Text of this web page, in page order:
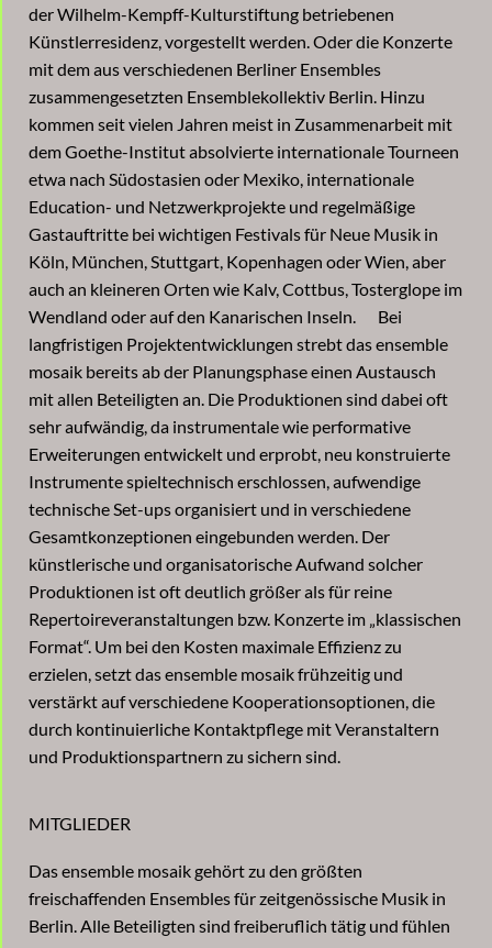
der Wilhelm-Kempff-Kulturstiftung betriebenen
Künstlerresidenz, vorgestellt werden. Oder die Konzerte
mit dem aus verschiedenen Berliner Ensembles
zusammengesetzten Ensemblekollektiv Berlin. Hinzu
kommen seit vielen Jahren meist in Zusammenarbeit mit
dem Goethe-Institut absolvierte internationale Tourneen
etwa nach Südostasien oder Mexiko, internationale
Education- und Netzwerkprojekte und regelmäßige
Gastauftritte bei wichtigen Festivals für Neue Musik in
Köln, München, Stuttgart, Kopenhagen oder Wien, aber
auch an kleineren Orten wie Kalv, Cottbus, Tosterglope im
Wendland oder auf den Kanarischen Inseln. Bei
langfristigen Projektentwicklungen strebt das ensemble
mosaik bereits ab der Planungsphase einen Austausch
mit allen Beteiligten an. Die Produktionen sind dabei oft
sehr aufwändig, da instrumentale wie performative
Erweiterungen entwickelt und erprobt, neu konstruierte
Instrumente spieltechnisch erschlossen, aufwendige
technische Set-ups organisiert und in verschiedene
Gesamtkonzeptionen eingebunden werden. Der
künstlerische und organisatorische Aufwand solcher
Produktionen ist oft deutlich größer als für reine
Repertoireveranstaltungen bzw. Konzerte im „klassischen
Format“. Um bei den Kosten maximale Effizienz zu
erzielen, setzt das ensemble mosaik frühzeitig und
verstärkt auf verschiedene Kooperationsoptionen, die
durch kontinuierliche Kontaktpflege mit Veranstaltern
und Produktionspartnern zu sichern sind.
MITGLIEDER
Das ensemble mosaik gehört zu den größten
freischaffenden Ensembles für zeitgenössische Musik in
Berlin. Alle Beteiligten sind freiberuflich tätig und fühlen